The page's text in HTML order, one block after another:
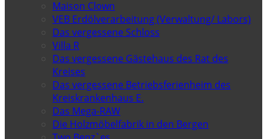
Maison Clown
VEB Erdölverarbeitung (Verwaltung/ Labors)
Das vergessene Schloss
Villa R
Das vergessene Gästehaus des Rat des
Kreises
Das vergessene Betriebsferienheim des
Kreiskrankenhaus E.
Das Mega-RAW
Die Holzmöbelfabrik in den Bergen